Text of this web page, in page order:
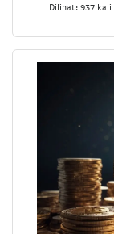
Dilihat: 937 kali